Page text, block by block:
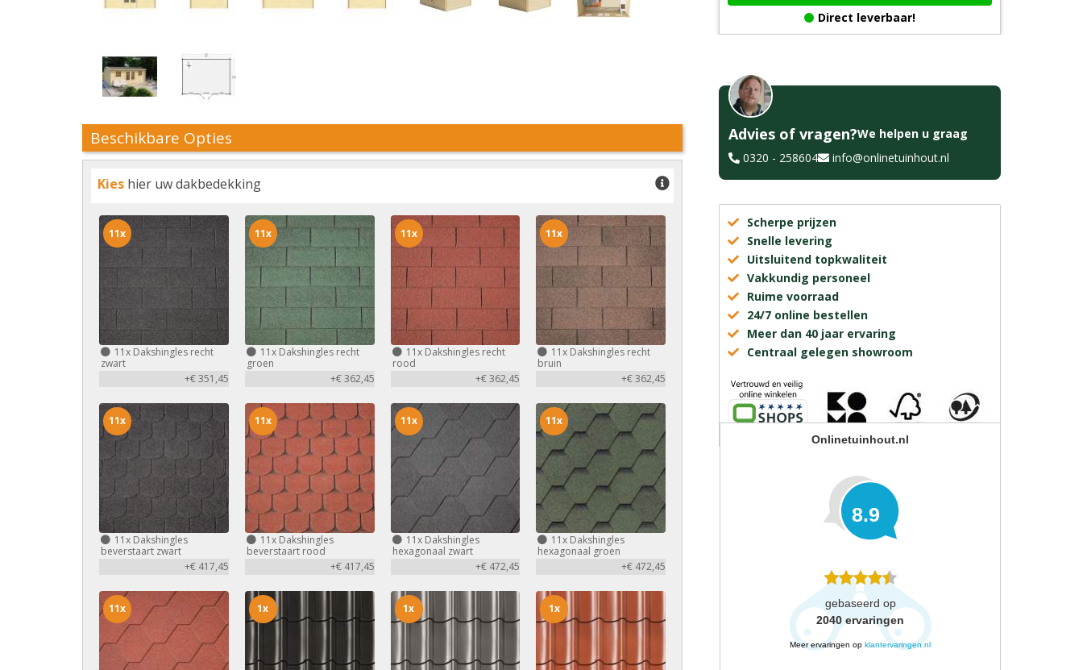
Beschikbare Opties
Kies hier uw dakbedekking
11x Dakshingles recht
zwart
+€ 351,45
11x
11xDakshingles recht
groen
+€ 362,45
11x
11xDakshingles recht
rood
+€ 362,45
11x
11x Dakshingles recht
bruin
+€ 362,45
11x
11x Dakshingles
beverstaart zwart
+€ 417,45
11x
11xDakshingles
beverstaart rood
+€ 417,45
11x
11xDakshingles
hexagonaal zwart
+€ 472,45
11x
11x Dakshingles
hexagonaal groen
+€ 472,45
11x
11x 1x 1x 1x
Direct leverbaar!
Advies of vragen?We helpen u graag
0320 - 258604
info@onlinetuinhout.nl
Scherpe prijzen
Snelle levering
Uitsluitend topkwaliteit
Vakkundig personeel
Ruime voorraad
24/7 online bestellen
Meer dan 40 jaar ervaring
Centraal gelegen showroom
Onlinetuinhout.nl
8.9
gebaseerd op
2040 ervaringen
Meer ervaringen op klantervaringen.nl